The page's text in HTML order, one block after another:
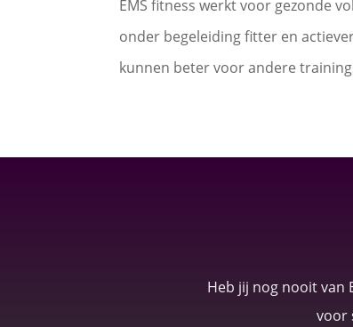
EMS fitness werkt voor gezonde
onder begeleiding fitter en
kunnen beter voor andere
Heb jij nog nooit van
voor